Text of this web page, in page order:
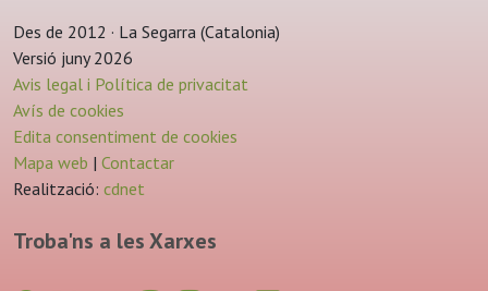
Des de 2012 · La Segarra (Catalonia)
Versió juny 2026
Avis legal i Política de privacitat
Avís de cookies
Edita consentiment de cookies
Mapa web | Contactar
Realització: cdnet
Troba'ns a les Xarxes